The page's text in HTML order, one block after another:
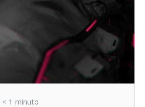
< 1 minuto